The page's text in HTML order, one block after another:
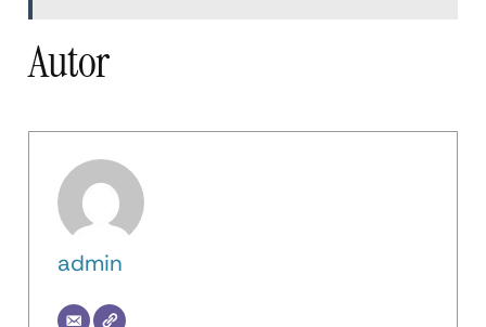
Autor
admin